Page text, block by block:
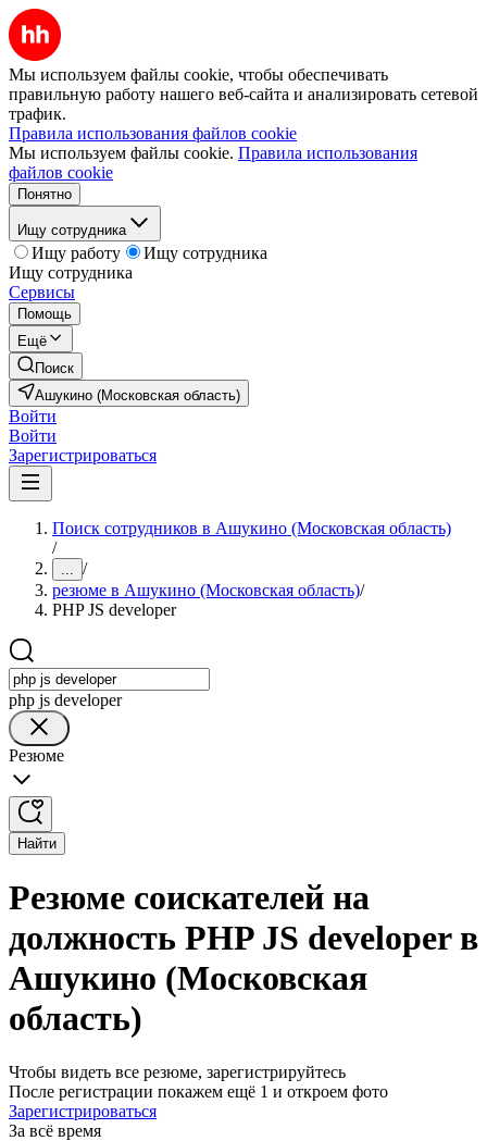
Мы используем файлы cookie, чтобы обеспечивать
правильную работу нашего веб-сайта и анализировать сетевой
трафик.
Правила использования файлов cookie
Мы используем файлы cookie. Правила использования
файлов cookie
Понятно
Ищу сотрудника
Ищу работу
Ищу сотрудника
Ищу сотрудника
Сервисы
Помощь
Ещё
Поиск
Ашукино (Московская область)
Войти
Войти
Зарегистрироваться
Поиск сотрудников в Ашукино (Московская область)
/
... /
резюме в Ашукино (Московская область)/
PHP JS developer
php js developer
Резюме
Найти
Резюме соискателей на
должность PHP JS developer в
Ашукино (Московская
область)
Чтобы видеть все резюме, зарегистрируйтесь
После регистрации покажем ещё 1 и откроем фото
Зарегистрироваться
За всё время